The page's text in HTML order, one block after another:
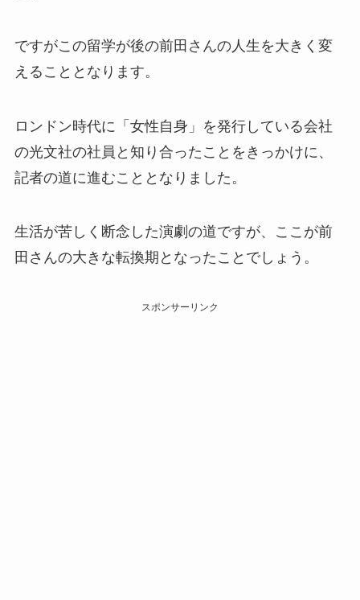
ですがこの留学が後の前田さんの人生を大きく変
えることとなります。
ロンドン時代に「女性自身」を発行している会社
の光文社の社員と知り合ったことをきっかけに、
記者の道に進むこととなりました。
生活が苦しく断念した演劇の道ですが、ここが前
田さんの大きな転換期となったことでしょう。
スポンサーリンク